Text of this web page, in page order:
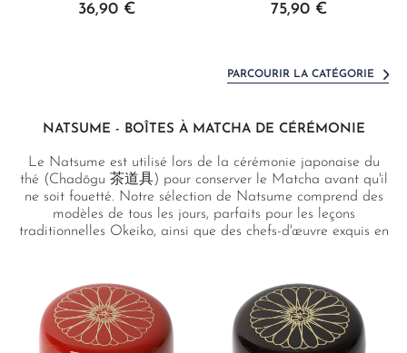
36,90 € 75,90 €
PARCOURIR LA CATÉGORIE
NATSUME - BOÎTES À MATCHA DE CÉRÉMONIE
Le Natsume est utilisé lors de la cérémonie japonaise du
thé (Chadōgu 茶道具) pour conserver le Matcha avant qu'il
ne soit fouetté. Notre sélection de Natsume comprend des
modèles de tous les jours, parfaits pour les leçons
traditionnelles Okeiko, ainsi que des chefs-d'œuvre exquis en